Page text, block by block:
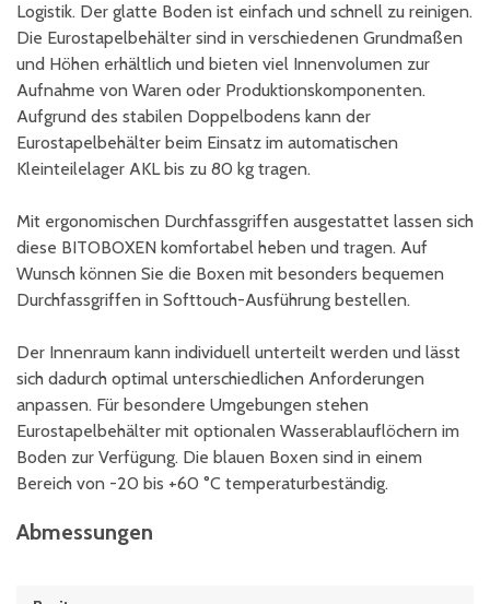
Logistik. Der glatte Boden ist einfach und schnell zu reinigen.
Die Eurostapelbehälter sind in verschiedenen Grundmaßen
und Höhen erhältlich und bieten viel Innenvolumen zur
Aufnahme von Waren oder Produktionskomponenten.
Aufgrund des stabilen Doppelbodens kann der
Eurostapelbehälter beim Einsatz im automatischen
Kleinteilelager AKL bis zu 80 kg tragen.
Mit ergonomischen Durchfassgriffen ausgestattet lassen sich
diese BITOBOXEN komfortabel heben und tragen. Auf
Wunsch können Sie die Boxen mit besonders bequemen
Durchfassgriffen in Softtouch-Ausführung bestellen.
Der Innenraum kann individuell unterteilt werden und lässt
sich dadurch optimal unterschiedlichen Anforderungen
anpassen. Für besondere Umgebungen stehen
Eurostapelbehälter mit optionalen Wasserablauflöchern im
Boden zur Verfügung. Die blauen Boxen sind in einem
Bereich von -20 bis +60 °C temperaturbeständig.
Abmessungen